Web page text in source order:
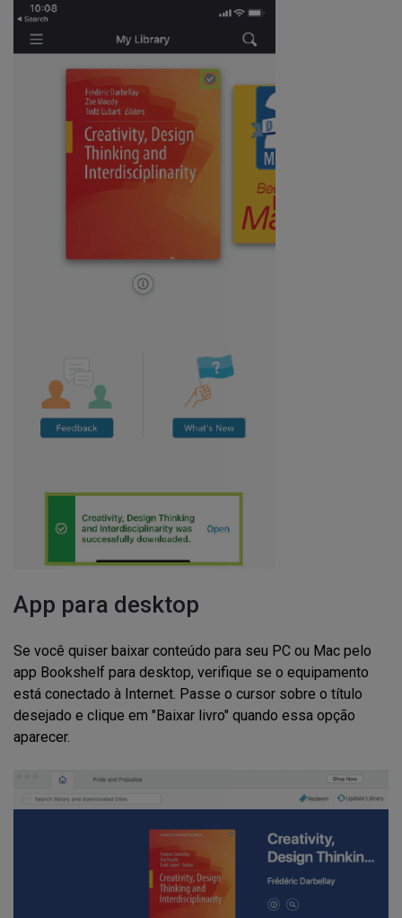
App para desktop
Se você quiser baixar conteúdo para seu PC ou Mac pelo
app Bookshelf para desktop, verifique se o equipamento
está conectado à Internet. Passe o cursor sobre o título
desejado e clique em "Baixar livro" quando essa opção
aparecer.